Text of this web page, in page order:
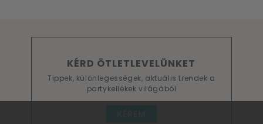
KÉRD ÖTLETLEVELÜNKET
Tippek, különlegességek, aktuális trendek a
partykellékek világából